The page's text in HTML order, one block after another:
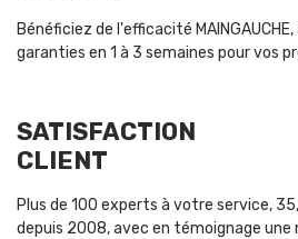
Bénéficiez de l'efficacité
garanties en 1 à 3 semaines pour vos
SATISFACTION
CLIENT
Plus de 100 experts à votre service,
depuis 2008, avec en témoignage une